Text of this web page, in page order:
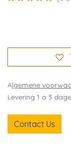
Algemene
Levering 1 a 3
Contact Us